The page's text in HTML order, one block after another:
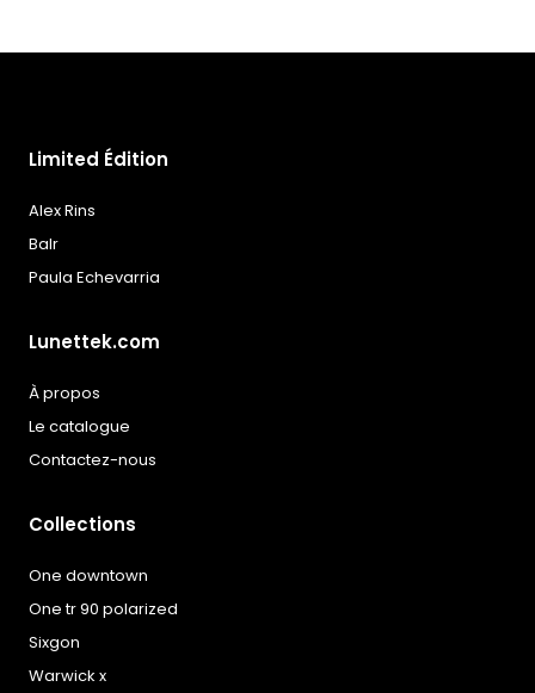
Limited Édition
Alex Rins
Balr
Paula Echevarria
Lunettek.com
À propos
Le catalogue
Contactez-nous
Collections
One downtown
One tr 90 polarized
Sixgon
Warwick x